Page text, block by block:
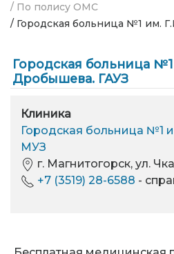
/ По полису ОМС
/ Городская больница №1 им.
Городская больница
Дробышева. ГАУЗ
Клиника
Городская больница №1
МУЗ
г. Магнитогорск, ул.
+7 (3519) 28-6588 -